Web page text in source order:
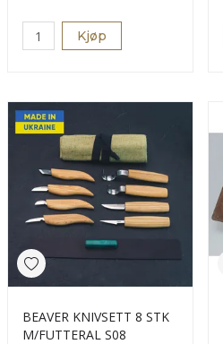
Kjøp
BEAVER KNIVSETT 8 STK
M/FUTTERAL S08